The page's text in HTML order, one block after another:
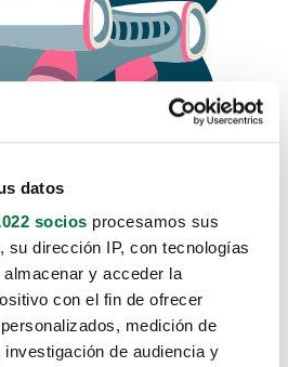
datos
socios procesamos sus
su dirección IP, con tecnologías
y acceder la
con el fin de ofrecer
medición de
de audiencia y
sabemos como
hasta aquí.